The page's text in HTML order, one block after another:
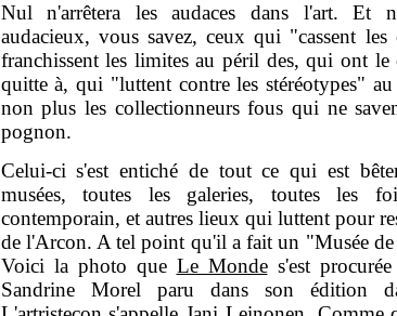
Nul n'arrêtera les audaces dans l'art. Et
audacieux, vous savez, ceux qui "cassent
franchissent les limites au péril des, qui ont le
quitte à, qui "luttent contre les stéréotypes"
non plus les collectionneurs fous qui ne
pognon.
Celui-ci s'est entiché de tout ce qui est
musées, toutes les galeries, toutes les
contemporain, et autres lieux qui luttent pour
de l'Arcon. A tel point qu'il a fait un "Musée
Voici la photo que Le Mondes'est
Sandrine Morel paru dans son édition